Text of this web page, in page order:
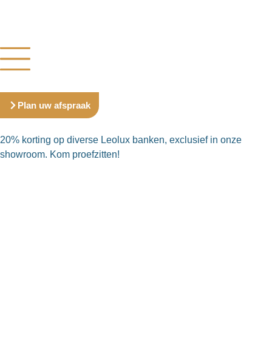
Plan uw afspraak
20% korting op diverse Leolux banken, exclusief in onze
showroom. Kom proefzitten!